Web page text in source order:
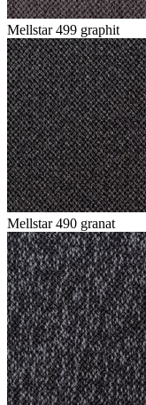
Mellstar 499 graphit
Mellstar 490 granat